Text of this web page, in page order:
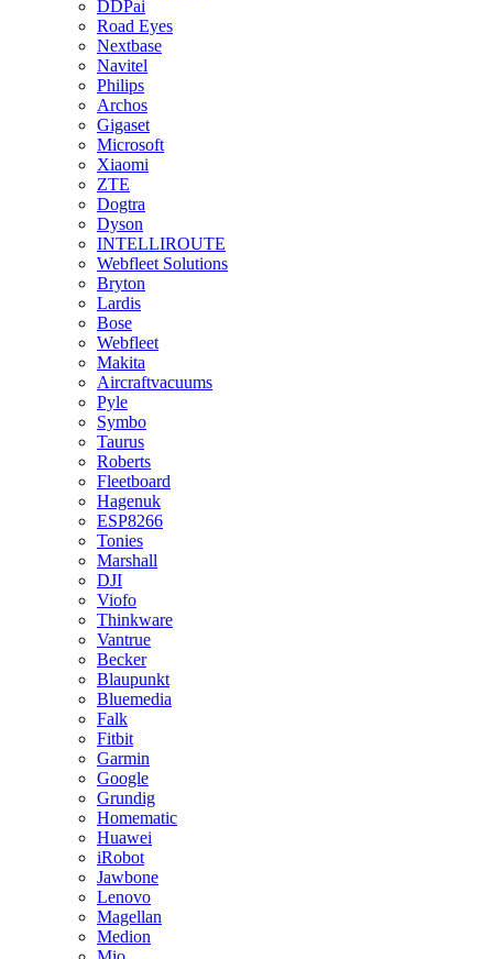
DDPai
Road Eyes
Nextbase
Navitel
Philips
Archos
Gigaset
Microsoft
Xiaomi
ZTE
Dogtra
Dyson
INTELLIROUTE
Webfleet Solutions
Bryton
Lardis
Bose
Webfleet
Makita
Aircraftvacuums
Pyle
Symbo
Taurus
Roberts
Fleetboard
Hagenuk
ESP8266
Tonies
Marshall
DJI
Viofo
Thinkware
Vantrue
Becker
Blaupunkt
Bluemedia
Falk
Fitbit
Garmin
Google
Grundig
Homematic
Huawei
iRobot
Jawbone
Lenovo
Magellan
Medion